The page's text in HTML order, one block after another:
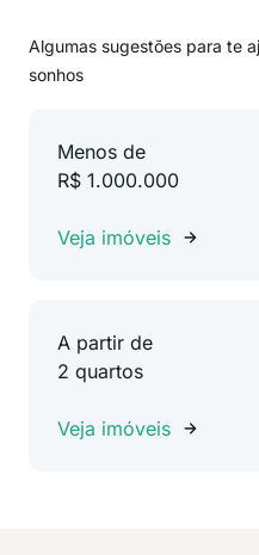
Algumas sugestões para te
sonhos
Menos de
R$ 1.000.000
Veja imóveis
A partir de
2 quartos
Veja imóveis